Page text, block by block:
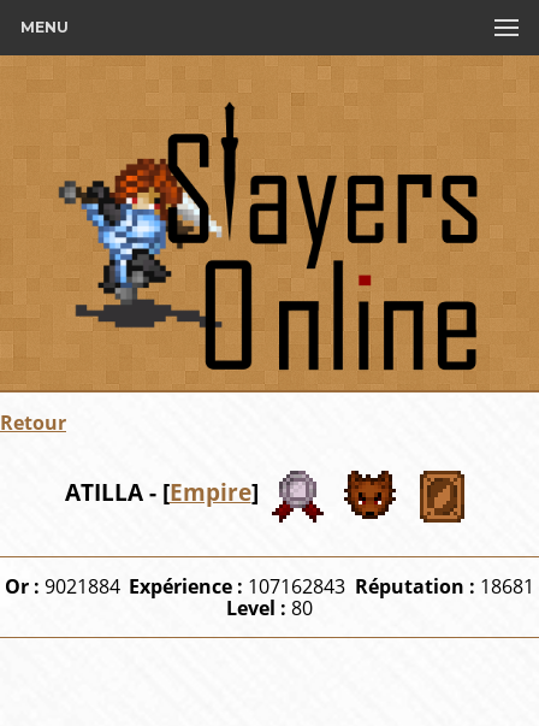
MENU
Retour
ATILLA - [Empire]
Or : 9021884 Expérience : 107162843 Réputation : 18681
Level : 80